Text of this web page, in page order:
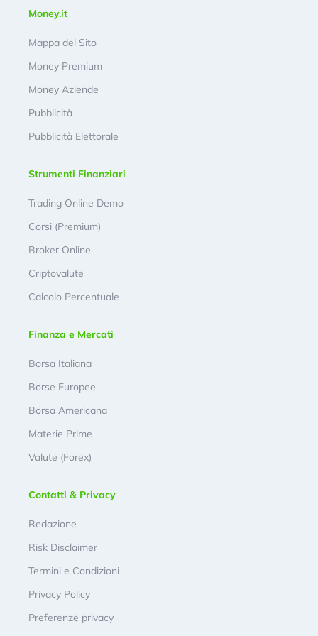
Money.it
Mappa del Sito
Money Premium
Money Aziende
Pubblicità
Pubblicità Elettorale
Strumenti Finanziari
Trading Online Demo
Corsi (Premium)
Broker Online
Criptovalute
Calcolo Percentuale
Finanza e Mercati
Borsa Italiana
Borse Europee
Borsa Americana
Materie Prime
Valute (Forex)
Contatti & Privacy
Redazione
Risk Disclaimer
Termini e Condizioni
Privacy Policy
Preferenze privacy